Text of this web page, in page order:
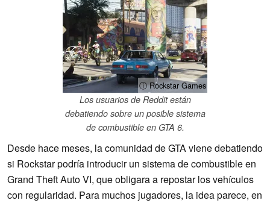
ⓘ Rockstar Games
Los usuarios de Reddit están
debatiendo sobre un posible sistema
de combustible en GTA 6.
Desde hace meses, la comunidad de GTA viene debatiendo
si Rockstar podría introducir un sistema de combustible en
Grand Theft Auto VI, que obligara a repostar los vehículos
con regularidad. Para muchos jugadores, la idea parece, en